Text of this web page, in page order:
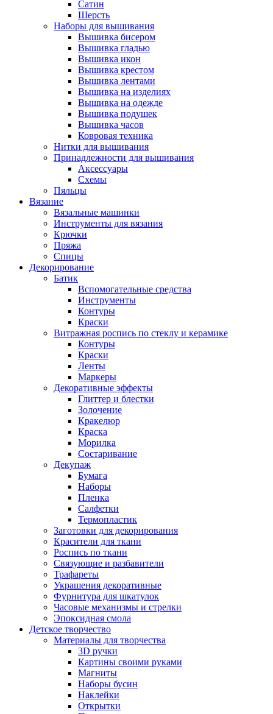
Сатин
Шерсть
Наборы для вышивания
Вышивка бисером
Вышивка гладью
Вышивка икон
Вышивка крестом
Вышивка лентами
Вышивка на изделиях
Вышивка на одежде
Вышивка подушек
Вышивка часов
Ковровая техника
Нитки для вышивания
Принадлежности для вышивания
Аксессуары
Схемы
Пяльцы
Вязание
Вязальные машинки
Инструменты для вязания
Крючки
Пряжа
Спицы
Декорирование
Батик
Вспомогательные средства
Инструменты
Контуры
Краски
Витражная роспись по стеклу и керамике
Контуры
Краски
Ленты
Маркеры
Декоративные эффекты
Глиттер и блестки
Золочение
Кракелюр
Краска
Морилка
Состаривание
Декупаж
Бумага
Наборы
Пленка
Салфетки
Термопластик
Заготовки для декорирования
Красители для ткани
Роспись по ткани
Связующие и разбавители
Трафареты
Украшения декоративные
Фурнитура для шкатулок
Часовые механизмы и стрелки
Эпоксидная смола
Детское творчество
Материалы для творчества
3D ручки
Картины своими руками
Магниты
Наборы бусин
Наклейки
Открытки